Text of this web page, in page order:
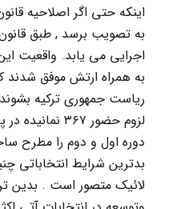
اینکه حتی اگر اصلاحیه
اجرایی می یابد. واقعیت
به همراه ارتش موفق شدند
ریاست جمهوری ترکیه
لزوم حضور ۳۶۷
دوره اول و دوم را مطرح
بدترین شرایط انتخاباتی
لائیک متصور است . بدین